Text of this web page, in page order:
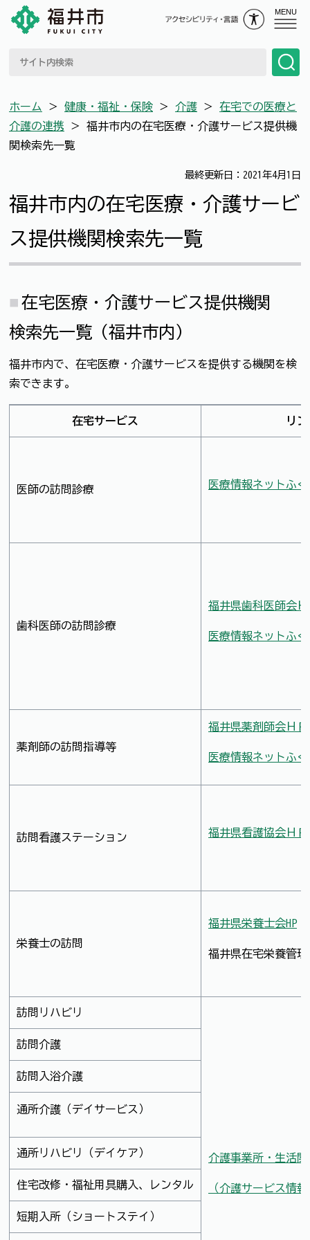
MENU
ホーム ＞ 健康・福祉・保険 ＞ 介護 ＞ 在宅での医療と
介護の連携 ＞ 福井市内の在宅医療・介護サービス提供機
関検索先一覧
最終更新日：2021年4月1日
福井市内の在宅医療・介護サービ
ス提供機関検索先一覧
在宅医療・介護サービス提供機関
検索先一覧（福井市内）
福井市内で、在宅医療・介護サービスを提供する機関を検
索できます。
在宅サービス リ
医師の訪問診療 医療情報ネットふく
歯科医師の訪問診療
福井県歯科医師会Ｈ
医療情報ネットふく
薬剤師の訪問指導等
福井県薬剤師会ＨＰ
医療情報ネットふく
訪問看護ステーション 福井県看護協会ＨＰ
栄養士の訪問
福井県栄養士会HP
福井県在宅栄養管
訪問リハビリ
介護事業所・生活
（介護サービス情
訪問介護
訪問入浴介護
通所介護（デイサービス）
通所リハビリ（デイケア）
住宅改修・福祉用具購入、レンタル
短期入所（ショートステイ）